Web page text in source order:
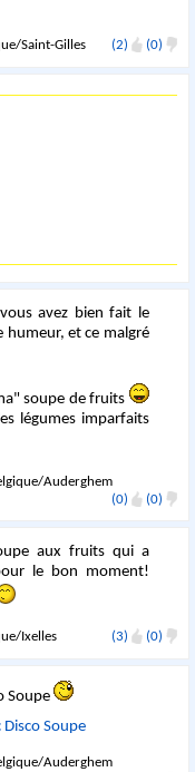
Saint-Gilles (2) (0)
avez bien fait le
humeur, et ce malgré
soupe de fruits
légumes imparfaits
Auderghem
(0)
(0)
aux fruits qui a
le bon moment!
Ixelles (3) (0)
Soupe
Soupe
Auderghem